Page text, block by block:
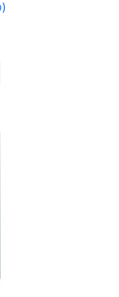
au panier